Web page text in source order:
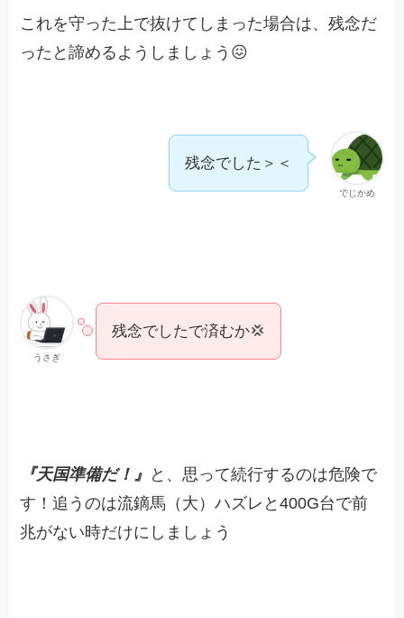
これを守った上で抜けてしまった場合は、残念だ
ったと諦めるようしましょう😖
でじかめ
残念でした＞＜
うさぎ
残念でしたで済むか💢
『天国準備だ！』 と、思って続行するのは危険で
す！追うのは流鏑馬（大）ハズレと400G台で前
兆がない時だけにしましょう